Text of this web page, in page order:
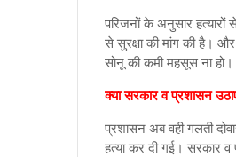
परिजनों के अनुसार हत्यारों
से सुरक्षा की मांग की है।
सोनू की कमी महसूस ना हो।
क्या सरकार व प्रशासन
प्रशासन अब वही गलती
हत्या कर दी गई। सरकार व